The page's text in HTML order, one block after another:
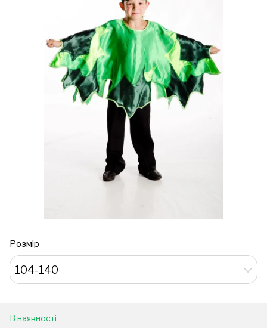
Розмір
104-140
В наявності